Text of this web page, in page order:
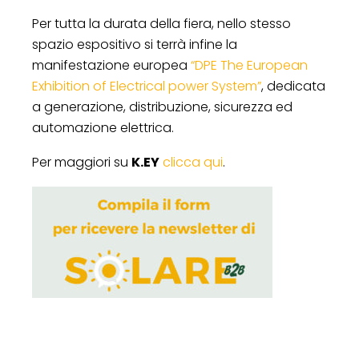
Per tutta la durata della fiera, nello stesso
spazio espositivo si terrà infine la
manifestazione europea “DPE The European
Exhibition of Electrical power System”, dedicata
a generazione, distribuzione, sicurezza ed
automazione elettrica.
Per maggiori su K.EYclicca qui.